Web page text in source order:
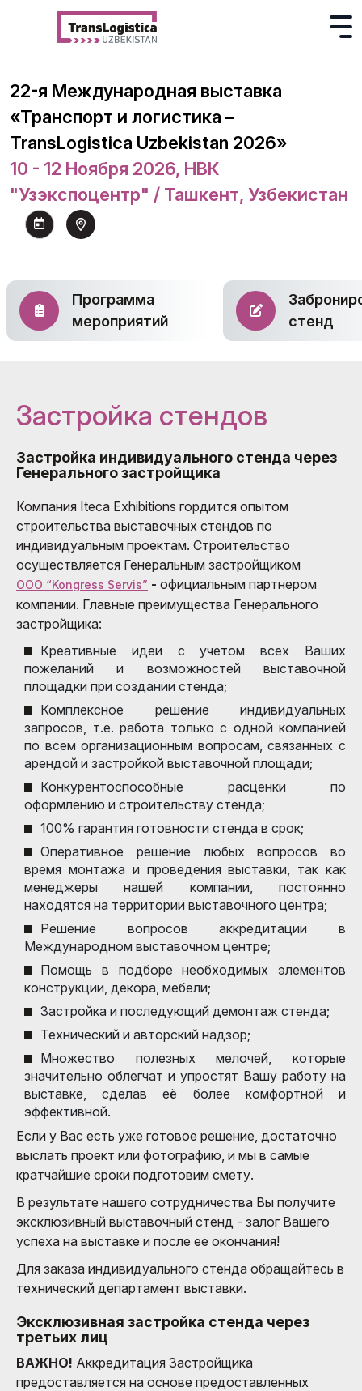
22-я Международная выставка
«Транспорт и логистика –
TransLogistica Uzbekistan 2026»
10 - 12 Ноября 2026, НВК
"Узэкспоцентр" / Ташкент, Узбекистан
Программа
мероприятий
стенд
Застройка стендов
Застройка индивидуального стенда через
Генерального застройщика
Компания Iteca Exhibitions гордится опытом
строительства выставочных стендов по
индивидуальным проектам. Строительство
осуществляется Генеральным застройщиком
ООО “Kongress Servis” - официальным партнером
компании. Главные преимущества Генерального
застройщика:
Креативные идеи с учетом всех Ваших
пожеланий и возможностей выставочной
площадки при создании стенда;
Комплексное решение индивидуальных
запросов, т.е. работа только с одной компанией
по всем организационным вопросам, связанных с
арендой и застройкой выставочной площади;
Конкурентоспособные расценки по
оформлению и строительству стенда;
100% гарантия готовности стенда в срок;
Оперативное решение любых вопросов во
время монтажа и проведения выставки, так как
менеджеры нашей компании, постоянно
находятся на территории выставочного центра;
Решение вопросов аккредитации в
Международном выставочном центре;
Помощь в подборе необходимых элементов
конструкции, декора, мебели;
Застройка и последующий демонтаж стенда;
Технический и авторский надзор;
Множество полезных мелочей, которые
значительно облегчат и упростят Вашу работу на
выставке, сделав её более комфортной и
эффективной.
Если у Вас есть уже готовое решение, достаточно
выслать проект или фотографию, и мы в самые
кратчайшие сроки подготовим смету.
В результате нашего сотрудничества Вы получите
эксклюзивный выставочный стенд - залог Вашего
успеха на выставке и после ее окончания!
Для заказа индивидуального стенда обращайтесь в
технический департамент выставки.
Эксклюзивная застройка стенда через
третьих лиц
ВАЖНО! Аккредитация Застройщика
предоставляется на основе предоставленных